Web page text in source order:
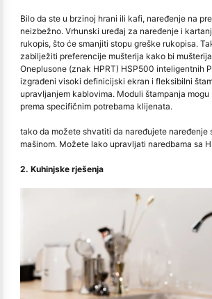
Bilo da ste u brzinoj hrani ili kafi, naređenje na
neizbežno. Vrhunski uređaj za naređenje i
rukopis, što će smanjiti stopu greške rukopisa.
zabilježiti preferencije mušterija kako bi
Oneplusone (znak HPRT) HSP500 inteligentnih
izgrađeni visoki definicijski ekran i fleksibilni
upravljanjem kablovima. Moduli štampanja mogu
prema specifičnim potrebama klijenata.
tako da možete shvatiti da naređujete naređenje
mašinom. Možete lako upravljati naredbama sa
2. Kuhinjske rješenja